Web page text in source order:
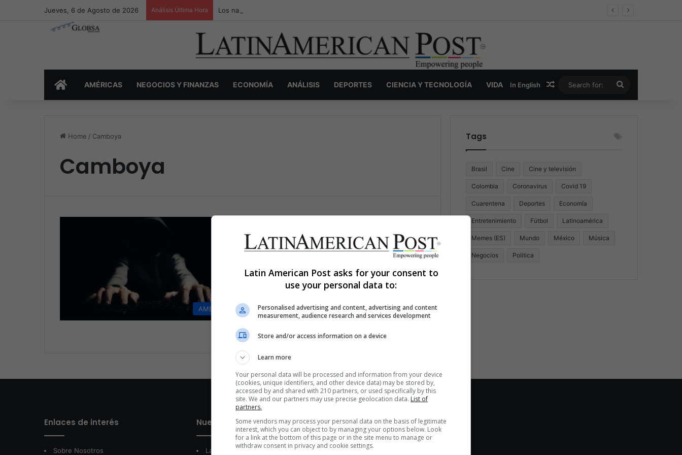
Jueves, 6 de Agosto de 2026 Análisis Última Hora Los narcos invisibles de Colombia: la guerra secreta por la verdad, el poder y la nueva economía de la droga
INICIOAMÉRICAS NEGOCIOS Y FINANZAS ECONOMÍA ANÁLISIS DEPORTES CIENCIA Y TECNOLOGÍA VIDA In English Random Article
for:
Home / Camboya
Camboya
AMÉRICAS
Brasil encuentra su placa
policial dentro de una máquina
Una comisaría falsa de la policía brasileña dentro
algo brutal sobre el…
Tags
Brasil Cine Cine y televisión
Colombia Coronavirus Covid 19
Cuarentena Deportes Economía
Entretenimiento Fútbol Latinoamérica
Memes (ES) Mundo México Música
Negocios Politica
Enlaces de interés
Sobre Nosotros
Nuestros Sitios
LatamArt
Date de alta en nuestro
newsletter
Latin American Post asks for your consent to
use your personal data to:
Personalised advertising and content, advertising and content
measurement, audience research and services development
Store and/or access information on a device
Learn more
Your personal data will be processed and information from your device
(cookies, unique identifiers, and other device data) may be stored by,
accessed by and shared with 210 partners, or used specifically by this
site. We and our partners may use precise geolocation data. List of
partners.
Some vendors may process your personal data on the basis of legitimate
interest, which you can object to by managing your options below. Look
for a link at the bottom of this page or in the site menu to manage or
withdraw consent in privacy and cookie settings.